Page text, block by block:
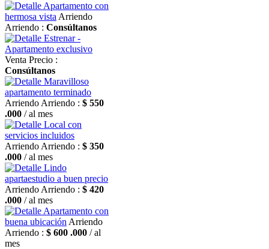
Apartamento con
hermosa vista Arriendo
Arriendo : Consúltanos
Estrenar -
Apartamento exclusivo
Venta Precio :
Consúltanos
Maravilloso
apartamento terminado
Arriendo Arriendo : $ 550
.000 / al mes
Local con
servicios incluidos
Arriendo Arriendo : $ 350
.000 / al mes
Lindo
apartaestudio a buen precio
Arriendo Arriendo : $ 420
.000 / al mes
Apartamento con
buena ubicación Arriendo
Arriendo : $ 600 .000 / al
mes